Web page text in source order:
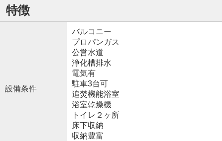
特徴
設備条件
バルコニー
プロパンガス
公営水道
浄化槽排水
電気有
駐車3台可
追焚機能浴室
浴室乾燥機
トイレ２ヶ所
床下収納
収納豊富